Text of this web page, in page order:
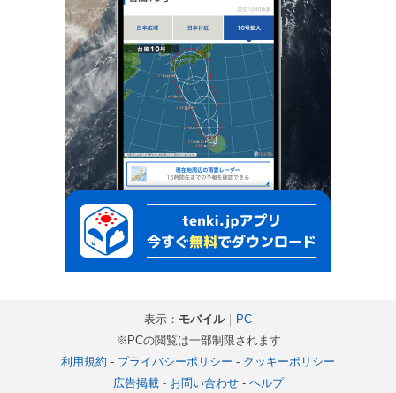
表示： モバイル｜ PC
※PCの閲覧は一部制限されます
利用規約 - プライバシーポリシー - クッキーポリシー
広告掲載- お問い合わせ- ヘルプ